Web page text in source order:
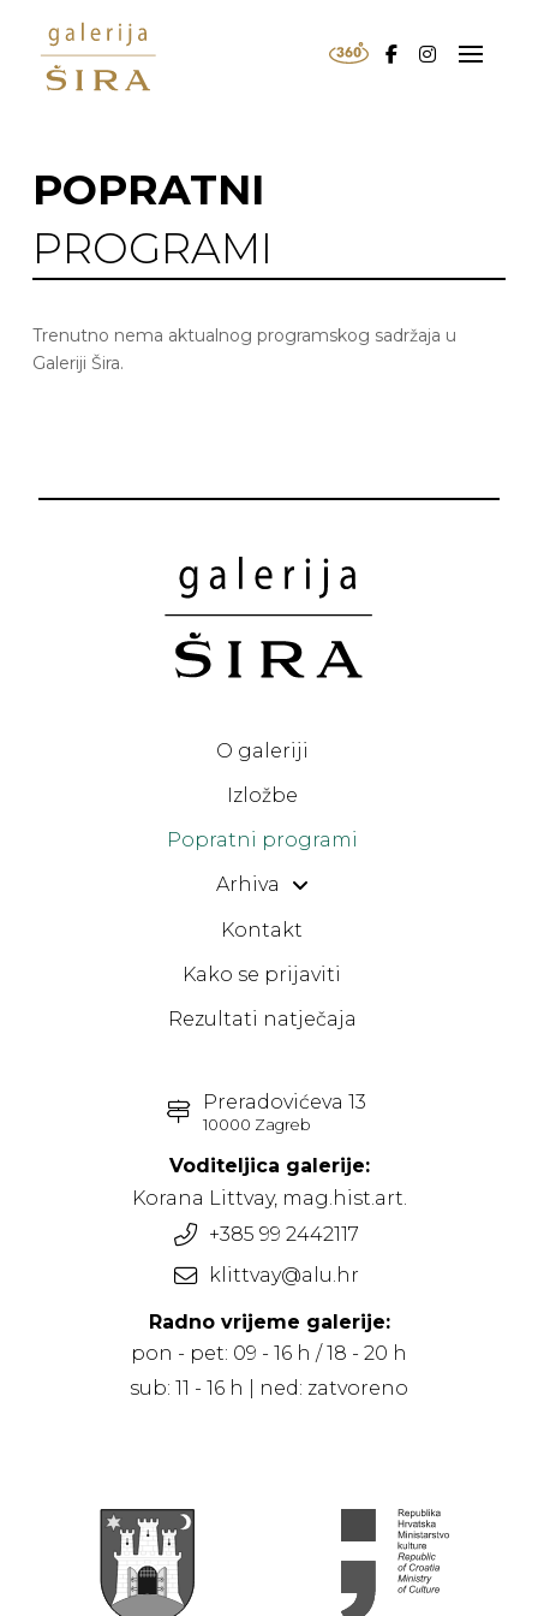
POPRATNI
PROGRAMI
Trenutno nema aktualnog programskog sadržaja u
Galeriji Šira.
O galeriji
Izložbe
Popratni programi
Arhiva
Kontakt
Kako se prijaviti
Rezultati natječaja
Preradovićeva 13
10000 Zagreb
Voditeljica galerije:
Korana Littvay, mag.hist.art.
+385 99 2442117
klittvay@alu.hr
Radno vrijeme galerije:
pon - pet: 09 - 16 h / 18 - 20 h
sub: 11 - 16 h | ned: zatvoreno